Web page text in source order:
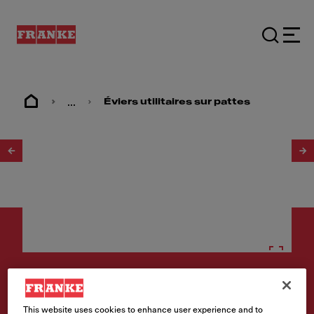
... Éviers utilitaires sur pattes
Éviers sur pattes
This website uses cookies to enhance user experience and to